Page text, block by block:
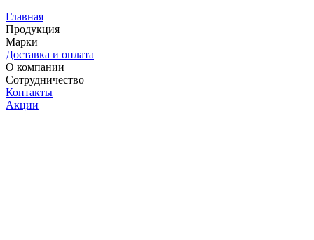
Главная
Продукция
Марки
Доставка и оплата
О компании
Сотрудничество
Контакты
Акции